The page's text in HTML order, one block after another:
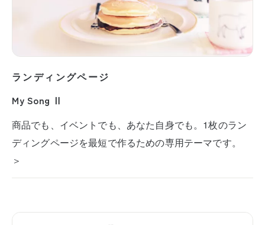
ランディングページ
My Song Ⅱ
商品でも、イベントでも、あなた自身でも。1枚のラン
ディングページを最短で作るための専用テーマです。
＞